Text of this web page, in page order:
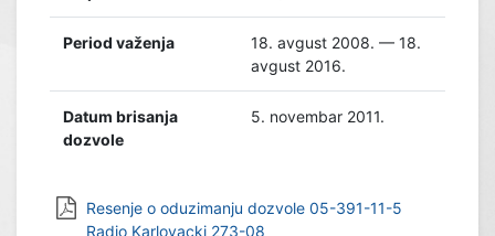
Period važenja
18. avgust 2008. — 18.
avgust 2016.
Datum brisanja
dozvole
5. novembar 2011.
Resenje o oduzimanju dozvole 05-391-11-5
Radio Karlovacki 273-08